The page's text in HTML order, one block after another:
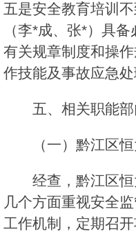
五是安全教育培训
（李*成、张*）具
有关规章制度和操
作技能及事故应急处
五、相关职能
（一）黔江区
经查，黔江区
几个方面重视安全
工作机制，定期召